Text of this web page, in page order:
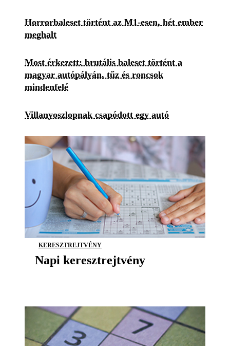
Horrorbaleset történt az M1-esen, hét ember
meghalt
Most érkezett: brutális baleset történt a
magyar autópályán, tűz és roncsok
mindenfelé
Villanyoszlopnak csapódott egy autó
KERESZTREJTVÉNY
Napi keresztrejtvény